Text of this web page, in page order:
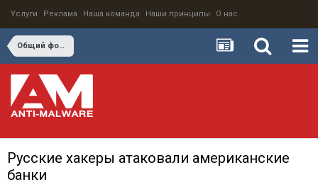
Услуги Реклама Наша команда Наши принципы О нас
Общий форум по информационной безопасности
Русские хакеры атаковали американские
банки